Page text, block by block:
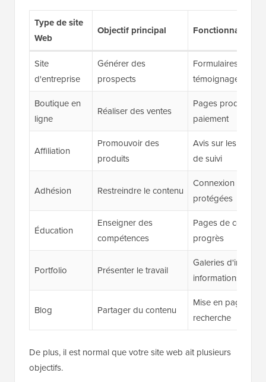
Type de site
Web
Objectif principal Fonctionnalités
Site
d'entreprise
Générer des
prospects
Formulaires de
témoignages
Boutique en
ligne
Réaliser des ventes
Pages produits,
paiement
Affiliation
Promouvoir des
produits
Avis sur les
de suivi
Adhésion Restreindre le contenu
Connexion
protégées
Éducation
Enseigner des
compétences
Pages de cours,
progrès
Portfolio Présenter le travail
Galeries
informations de
Blog Partager du contenu
Mise en page
recherche
De plus, il est normal que votre site web ait plusieurs
objectifs.